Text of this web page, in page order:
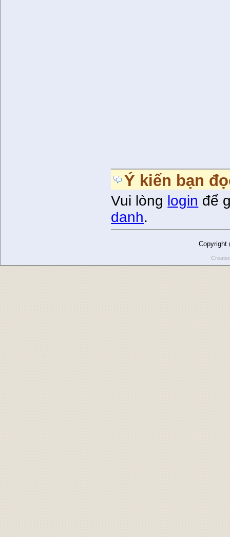
Ý kiến bạn
Vui lòng login để
danh.
Copyright